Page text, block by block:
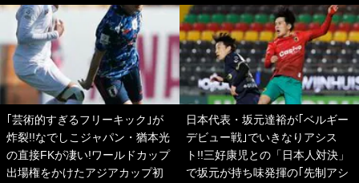
｢芸術的すぎるフリーキック｣が
炸裂!!なでしこジャパン・猶本光
の直接FKが凄い!ワールドカップ
出場権をかけたアジアカップ初
日本代表・坂元達裕が｢ベルギー
デビュー戦｣でいきなりアシス
ト!!三好康児との「日本人対決」
で坂元が持ち味発揮の｢先制アシ